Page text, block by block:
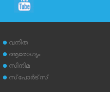
വനിത
ആരോഗ്യം
സിനിമ
സ്‌പോര്‍ട്‌സ്